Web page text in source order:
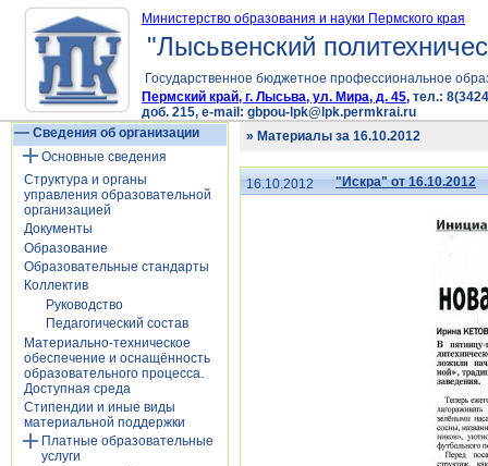
Министерство образования и науки Пермского края
"Лысьвенский
Государственное бюджетное профессиональное
Пермский край, г. Лысьва, ул. Мира, д. 45, тел.:
доб. 215, e-mail: gbpou-lpk@lpk.permkrai.ru
Сведения об организации
Основные сведения
Структура и органы
управления образовательной
организацией
Документы
Образование
Образовательные стандарты
Коллектив
Руководство
Педагогический состав
Материально-техническое
обеспечение и оснащённость
образовательного процесса.
Доступная среда
Стипендии и иные виды
материальной поддержки
Платные образовательные
услуги
» Материалы за 16.10.2012
16.10.2012 "Искра" от 16.10.2012